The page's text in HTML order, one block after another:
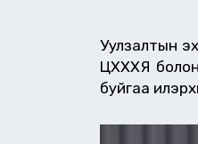
Уулзалтын
ЦХХХЯ болон
буйгаа